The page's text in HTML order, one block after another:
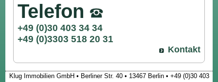
Telefon
+49 (0)30 403 34 34
+49 (0)3303 518 20 31
Kontakt
Klug Immobilien GmbH • Berliner Str. 40 • 13467 Berlin • +49 (0)30 403